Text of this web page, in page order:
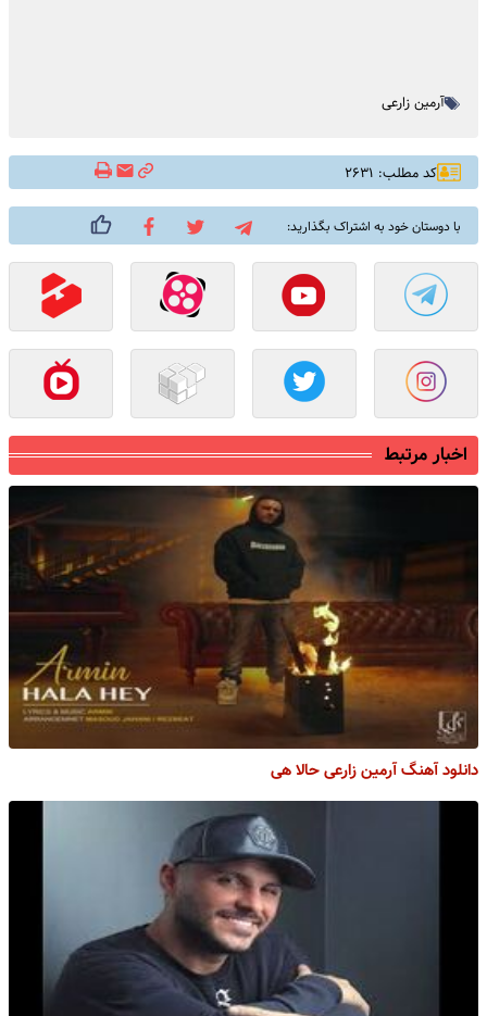
آرمین زارعی
کد مطلب: ۲۶۳۱
با دوستان خود به اشتراک بگذارید:
اخبار مرتبط
دانلود آهنگ آرمین زارعی حالا هی